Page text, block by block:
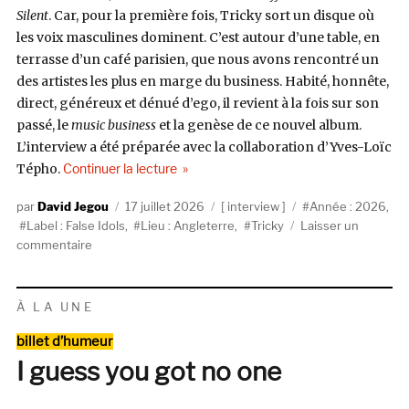
Silent. Car, pour la première fois, Tricky sort un disque où
les voix masculines dominent. C’est autour d’une table, en
terrasse d’un café parisien, que nous avons rencontré un
des artistes les plus en marge du business. Habité, honnête,
direct, généreux et dénué d’ego, il revient à la fois sur son
passé, lemusic businesset la genèse de ce nouvel album.
L’interview a été préparée avec la collaboration d’Yves-Loïc
Tépho. Continuer la lecturede « Tricky : « Le plus grand fléau pour
AuteurDavid Jegou
Publié
le
17 juillet 2026 Catégories
interview Étiquettes
Année : 2026,
Label : False Idols, Lieu : Angleterre, Tricky
Laisser un
commentairesur
« Le
grand
pour
À LA UNE
Catégories
billet d’humeur
I guess you got no one